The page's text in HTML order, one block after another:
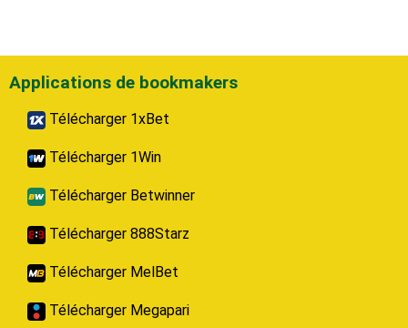
Applications de bookmakers
Télécharger 1xBet
Télécharger 1Win
Télécharger Betwinner
Télécharger 888Starz
Télécharger MelBet
Télécharger Megapari